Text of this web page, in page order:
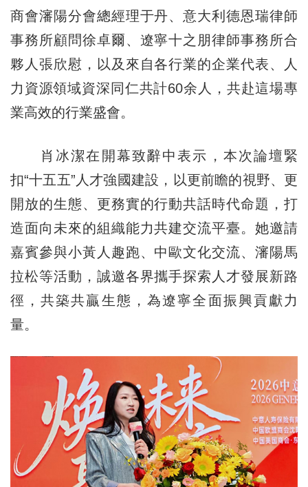
商會瀋陽分會總經理于丹、意大利德恩瑞律師
事務所顧問徐卓爾、遼寧十之朋律師事務所合
夥人張欣慰，以及來自各行業的企業代表、人
力資源領域資深同仁共計60余人，共赴這場專
業高效的行業盛會。
肖冰潔在開幕致辭中表示，本次論壇緊
扣“十五五”人才強國建設，以更前瞻的視野、更
開放的生態、更務實的行動共話時代命題，打
造面向未來的組織能力共建交流平臺。她邀請
嘉賓參與小黃人趣跑、中歐文化交流、瀋陽馬
拉松等活動，誠邀各界攜手探索人才發展新路
徑，共築共贏生態，為遼寧全面振興貢獻力
量。